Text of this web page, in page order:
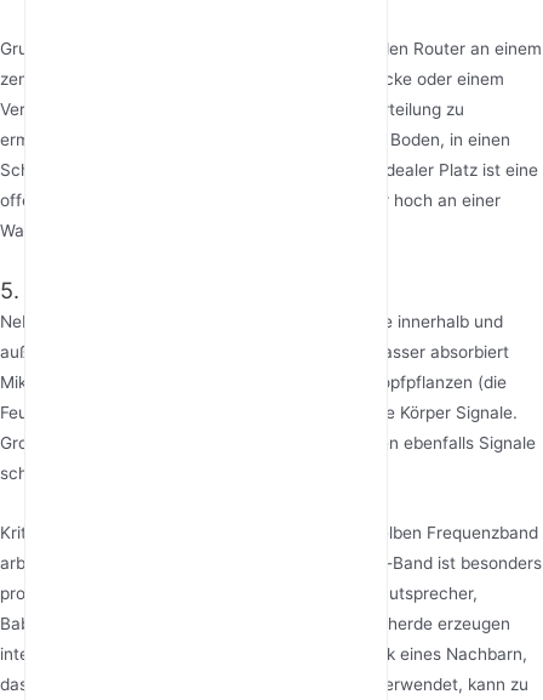
Grundriss und Router-Platzierung: Platzieren Sie den Router an einem
zentralen Ort in Ihrem Zuhause, anstatt in einer Ecke oder einem
Verteilerkasten, um eine gleichmäßigere Signalverteilung zu
ermöglichen. Vermeiden Sie es, ihn direkt auf den Boden, in einen
Schrank oder neben große Geräte zu stellen. Ein idealer Platz ist eine
offene, erhöhte Position wie ein Schreibtisch oder hoch an einer
Wand montiert.
5. Hindernisse und Störquellen
Neben Gebäudestrukturen sind viele Gegenstände innerhalb und
außerhalb des Hauses potenzielle Signalstörer. Wasser absorbiert
Mikrowellen stark, daher absorbieren Aquarien, Topfpflanzen (die
Feuchtigkeit enthalten) und sogar der menschliche Körper Signale.
Große Möbel, Bücherstapel und Unordnung können ebenfalls Signale
schwächen.
Kritischer ist, dass elektronische Geräte, die im selben Frequenzband
arbeiten, Interferenzen verursachen. Das 2.4GHz-Band ist besonders
problematisch: schnurlose Telefone, Bluetooth-Lautsprecher,
Babyphone und in Betrieb befindliche Mikrowellenherde erzeugen
intensive Interferenzen. Sogar das Wi-Fi-Netzwerk eines Nachbarn,
das denselben oder einen überlappenden Kanal verwendet, kann zu